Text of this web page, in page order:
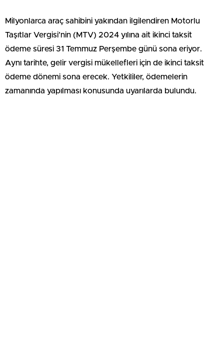
Milyonlarca araç sahibini yakından ilgilendiren Motorlu
Taşıtlar Vergisi’nin (MTV) 2024 yılına ait ikinci taksit
ödeme süresi 31 Temmuz Perşembe günü sona eriyor.
Aynı tarihte, gelir vergisi mükellefleri için de ikinci taksit
ödeme dönemi sona erecek. Yetkililer, ödemelerin
zamanında yapılması konusunda uyarılarda bulundu.